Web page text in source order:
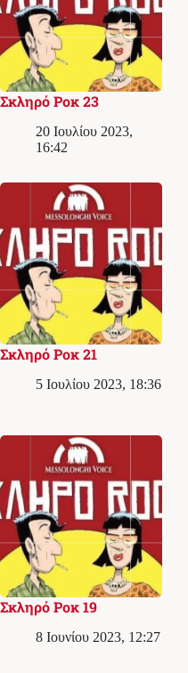
Σκληρό Ροκ 23
20 Ιουλίου 2023,
16:42
Σκληρό Ροκ 21
5 Ιουλίου 2023, 18:36
Σκληρό Ροκ 19
8 Ιουνίου 2023, 12:27